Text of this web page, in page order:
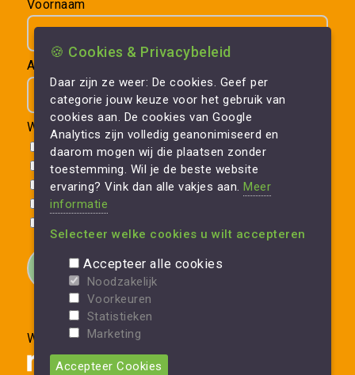
Voornaam
Achternaam
Werkrelatie *
VvE
Zakelijk
Aannemer
Particulier
Website gerealiseerd door
🍪 Cookies & Privacybeleid
Daar zijn ze weer: De cookies. Geef per
categorie jouw keuze voor het gebruik van
cookies aan. De cookies van Google
Analytics zijn volledig geanonimiseerd en
daarom mogen wij die plaatsen zonder
toestemming. Wil je de beste website
ervaring? Vink dan alle vakjes aan. Meer
informatie
Selecteer welke cookies u wilt accepteren
Accepteer alle cookies
Noodzakelijk
Voorkeuren
Statistieken
Marketing
Accepteer Cookies